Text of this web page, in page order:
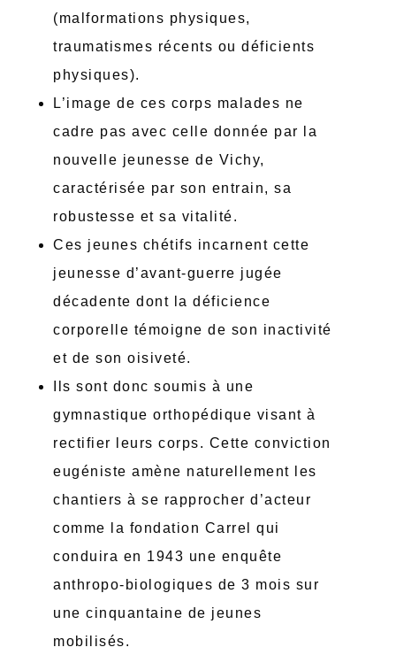
(malformations physiques,
traumatismes récents ou déficients
physiques).
L’image de ces corps malades ne
cadre pas avec celle donnée par la
nouvelle jeunesse de Vichy,
caractérisée par son entrain, sa
robustesse et sa vitalité.
Ces jeunes chétifs incarnent cette
jeunesse d’avant-guerre jugée
décadente dont la déficience
corporelle témoigne de son inactivité
et de son oisiveté.
Ils sont donc soumis à une
gymnastique orthopédique visant à
rectifier leurs corps. Cette conviction
eugéniste amène naturellement les
chantiers à se rapprocher d’acteur
comme la fondation Carrel qui
conduira en 1943 une enquête
anthropo-biologiques de 3 mois sur
une cinquantaine de jeunes
mobilisés.